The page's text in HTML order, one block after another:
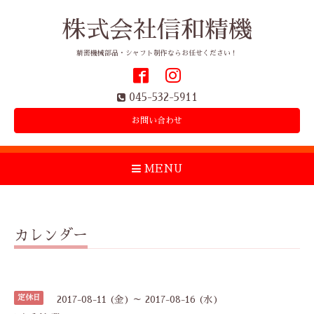
株式会社信和精機
精密機械部品・シャフト制作ならお任せください！
045-532-5911
お問い合わせ
MENU
カレンダー
定休日 2017-08-11 (金) ～ 2017-08-16 (水)